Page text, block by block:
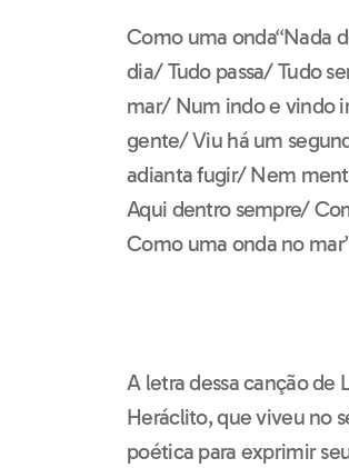
Como uma onda“Nada
dia/ Tudo passa/ Tudo
mar/ Num indo e vindo
gente/ Viu há um
adianta fugir/ Nem
Aqui dentro sempre/
Como uma onda no
A letra dessa canção de
Heráclito, que viveu no
poética para exprimir